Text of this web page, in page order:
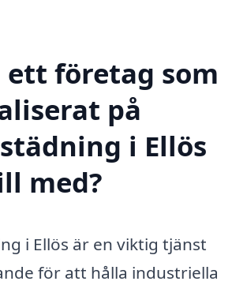
ett företag som
på
i Ellös
med?
i Ellös är en viktig tjänst
för att hålla industriella